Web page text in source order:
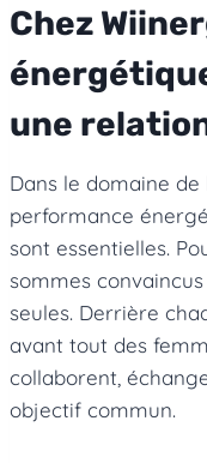
Chez
une
Dans le domaine
performance
sont essentielles.
sommes
seules. Derrière
avant tout des
collaborent,
objectif commun.